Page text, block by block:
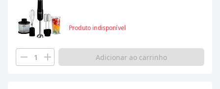
Produto indisponível
Adicionar ao carrinho